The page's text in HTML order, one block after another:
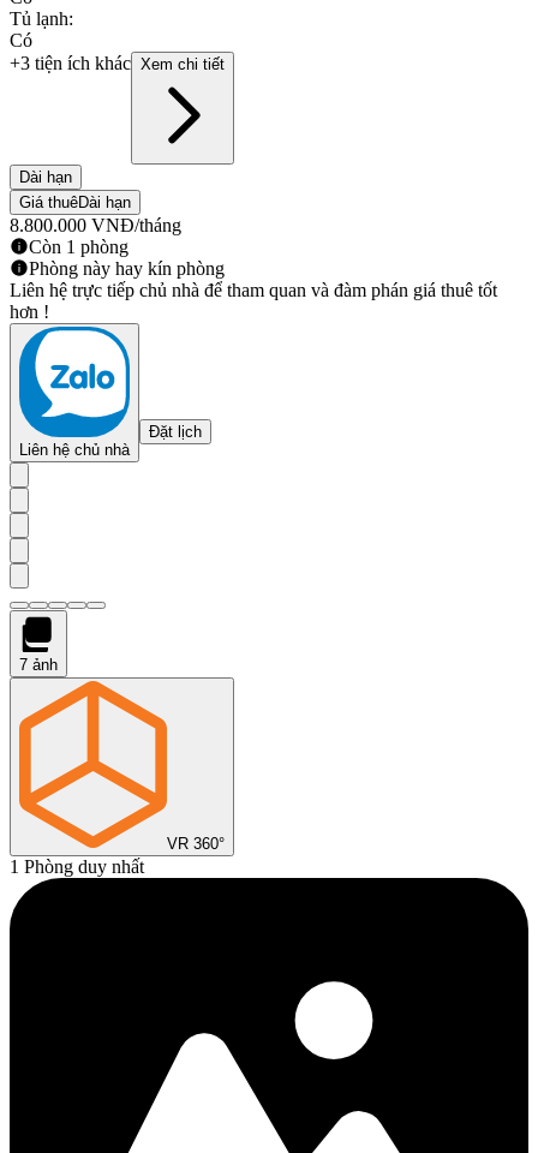
Tủ lạnh:
Có
+3 tiện ích khác Xem chi tiết
Dài hạn
Giá thuêDài hạn
8.800.000 VNĐ/tháng
Còn 1 phòng
Phòng này hay kín phòng
Liên hệ trực tiếp chủ nhà để tham quan và đàm phán giá thuê tốt
hơn !
Liên hệ chủ nhà
Đặt lịch
7 ảnh
VR 360°
1 Phòng duy nhất